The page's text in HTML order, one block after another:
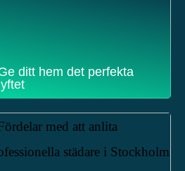
ditt hem det perfekta
lyftet